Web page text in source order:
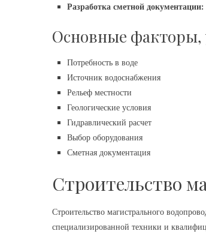
Разработка сметной документации:
Основные
Потребность в воде
Источник водоснабжения
Рельеф местности
Геологические условия
Гидравлический расчет
Выбор оборудования
Сметная документация
Строительство
Строительство магистрального
специализированной техники и